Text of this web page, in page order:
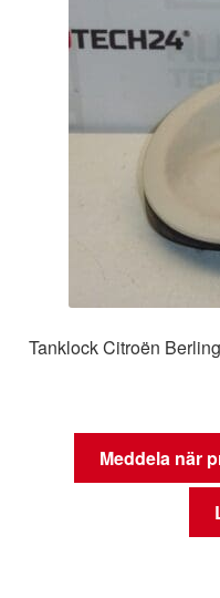
Tanklock Citroën
Meddela när